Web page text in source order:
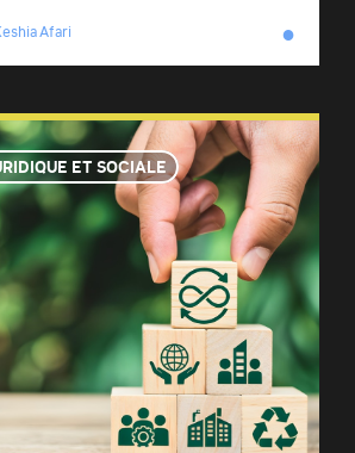
Afari ●
ET SOCIALE